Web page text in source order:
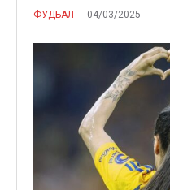
ФУДБАЛ 04/03/2025